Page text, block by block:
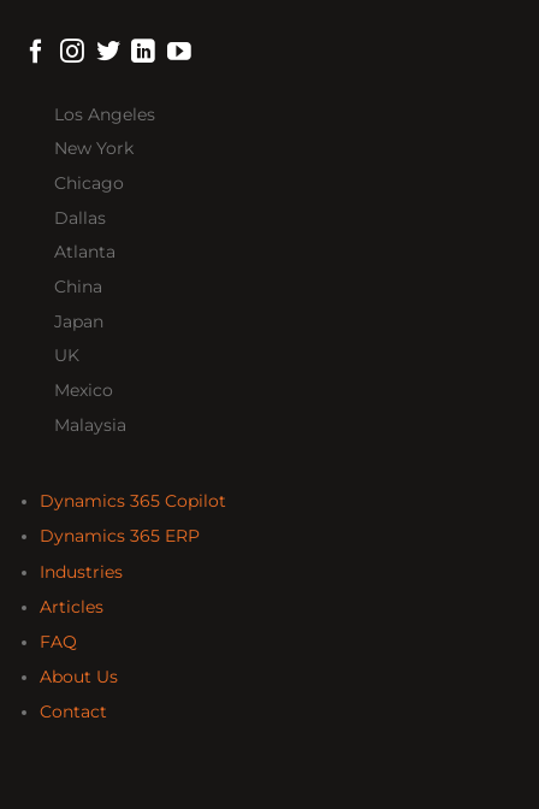
Los Angeles
New York
Chicago
Dallas
Atlanta
China
Japan
UK
Mexico
Malaysia
Dynamics 365 Copilot
Dynamics 365 ERP
Industries
Articles
FAQ
About Us
Contact